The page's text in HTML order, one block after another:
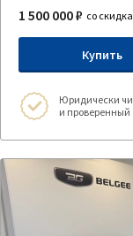
1 500 000 ₽ со
Купить
Юридически
и проверенный